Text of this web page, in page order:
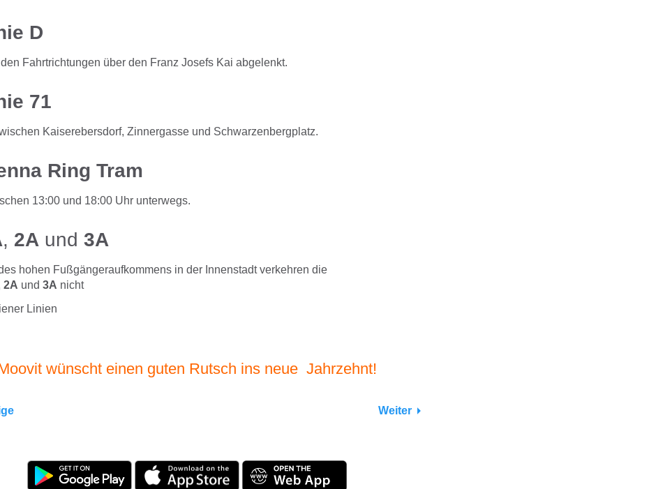
D
Fahrtrichtungen über den Franz Josefs Kai abgelenkt.
71
Kaiserebersdorf, Zinnergasse und Schwarzenbergplatz.
Ring Tram
13:00 und 18:00 Uhr unterwegs.
, 2A und 3A
hohen Fußgängeraufkommens in der Innenstadt verkehren die
2A und 3A nicht
Linien
wünscht einen guten Rutsch ins neue Jahrzehnt!
Weiter